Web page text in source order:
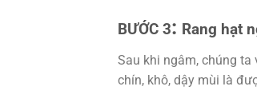
BƯỚC 3: Rang hạt
Sau khi ngâm, chúng
chín, khô, dậy mùi là